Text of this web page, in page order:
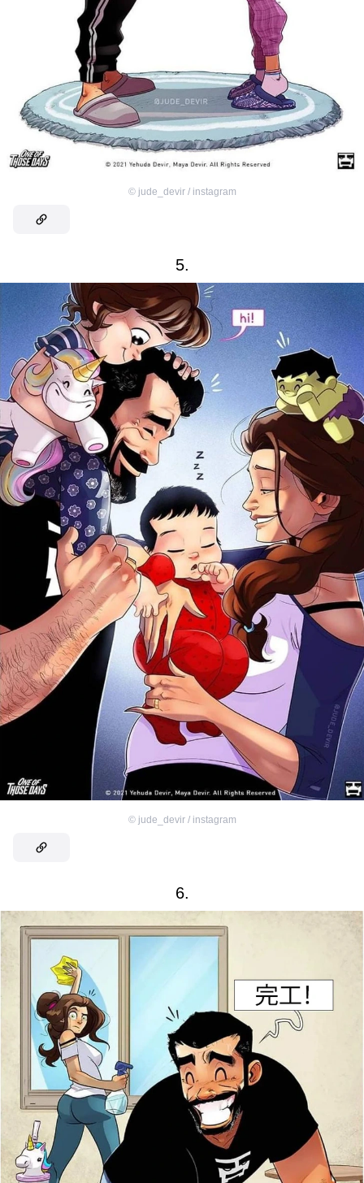
© jude_devir / instagram
5.
© jude_devir / instagram
6.